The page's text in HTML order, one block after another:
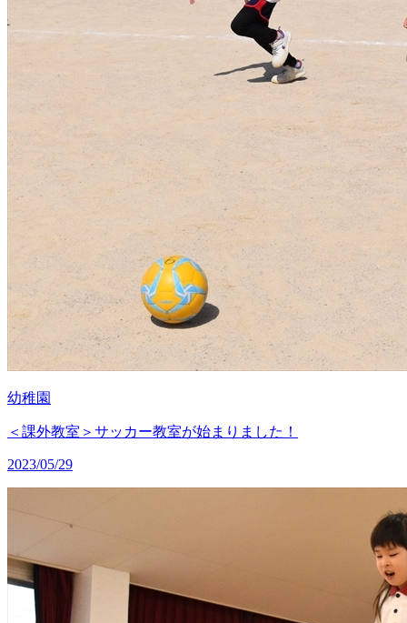
幼稚園
＜課外教室＞サッカー教室が始まりました！
2023/05/29